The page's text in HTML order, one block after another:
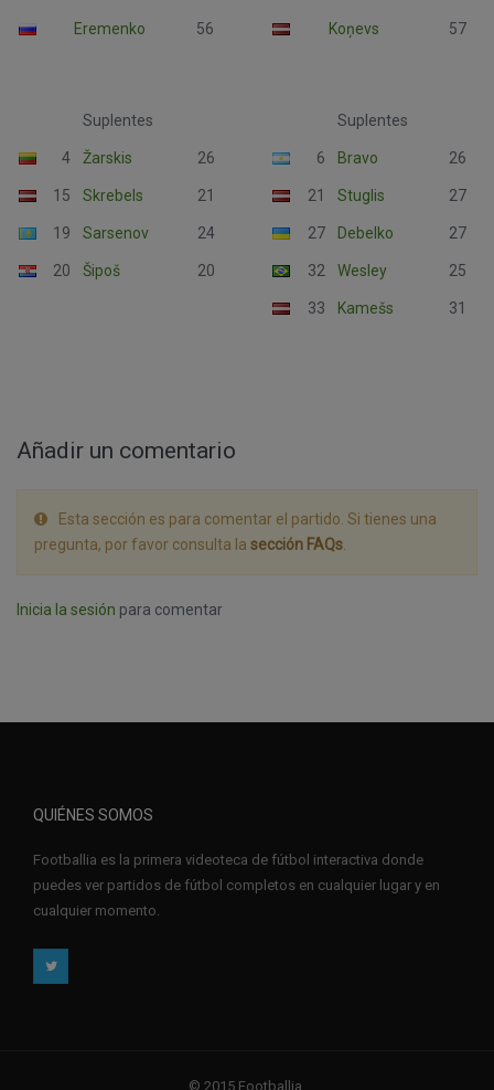
Eremenko 56 Koņevs 57
Suplentes
4 Žarskis 26
15 Skrebels 21
19 Sarsenov 24
20 Šipoš 20
Suplentes
6 Bravo 26
21 Stuglis 27
27 Debelko 27
32 Wesley 25
33 Kamešs 31
Añadir un comentario
Esta sección es para comentar el partido. Si tienes una
pregunta, por favor consulta la sección FAQs
Inicia la sesión para comentar
QUIÉNES SOMOS
Footballia es la primera videoteca de fútbol interactiva donde
puedes ver partidos de fútbol completos en cualquier lugar y en
cualquier momento.
© 2015 Footballia.